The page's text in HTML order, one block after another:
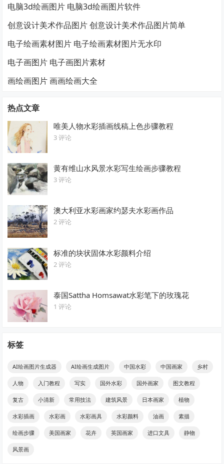
电脑3d绘画图片 电脑3d绘画图片软件
创意设计美术作品图片 创意设计美术作品图片简单
电子绘画素材图片 电子绘画素材图片无水印
电子画图片 电子画图片素材
画绘画图片 画画绘画大全
热点文章
唯美人物水彩插画线稿上色步骤教程
3 评论
黄有维山水风景水彩写生绘画步骤教程
3 评论
澳大利亚水彩画家约瑟夫水彩画作品
2 评论
标准的块状固体水彩颜料介绍
2 评论
泰国Sattha Homsawat水彩笔下的玫瑰花
1 评论
标签
AI绘画图片生成器 AI绘画生成图片 中国水彩 中国画家 乡村
人物 入门教程 写实 国外水彩 国外画家 图文教程
复古 小清新 常用技法 建筑风景 日本画家 植物
水彩插画 水彩画 水彩画具 水彩颜料 油画 素描
绘画步骤 美国画家 花卉 英国画家 进口文具 静物
风景画